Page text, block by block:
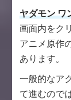
ヤダモン ワ
画面内をク
アニメ原作
あります。
一般的なア
て進むので